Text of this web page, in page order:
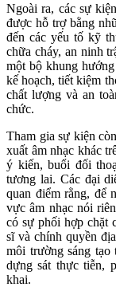
Ngoài ra, các sự
được hỗ trợ bằng
đến các yếu tố kỹ
chữa cháy, an ninh
một bộ khung
kế hoạch, tiết kiệm
chất lượng và an
chức.
Tham gia sự kiện
xuất âm nhạc khác
ý kiến, buổi đối
tương lai. Các đại
quan điểm rằng, để
vực âm nhạc nói
có sự phối hợp chặt
sĩ và chính quyền
môi trường sáng
dựng sát thực tiễn,
khai.